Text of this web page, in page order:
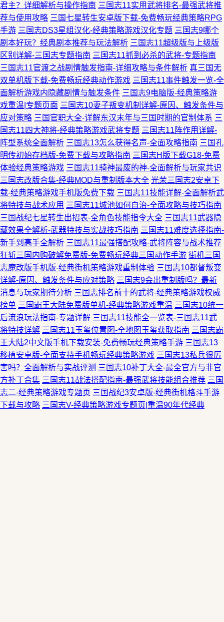
君主？详细解析与操作指南 三国志11实用武将排名-最强武将推
荐与使用攻略 三国七星转生安卓版下载-免费畅玩经典策略RPG
手游 三国志DS3星组汉化-经典策略游戏汉化专题 三国志9哪个
剧本好玩？经典剧本推荐与玩法解析 三国志11超级版与上级版
区别详解-三国志专题指南 三国志11抓到必杀的武将-专题指南
三国志11官渡之战剧情触发指南-详细攻略与条件解析 真三国无
双单机版下载-免费畅玩经典动作游戏 三国志11事件触发一览-全
面解析游戏内隐藏剧情与触发条件 三国志9电脑版-经典策略游
戏重温|专题页面 三国志10妻子叛变机制详解-原因、触发条件与
应对策略 三国官职大全-详解东汉末年与三国时期的官制体系 三
国志11四大神将-经典策略游戏武将专题 三国志11阵作用详解-
阵型系统全面解析 三国志13怎么获得名声-全面攻略指南 三国孔
明传初始存档版-免费下载与攻略指南 三国志H版下载G18-免费
体验经典策略游戏 三国志11骑神最废的神-全面解析与玩家共识
三国志改版合集-经典MOD与重制版本大全 光荣三国志2安卓下
载-经典策略游戏手机版免费下载 三国志11技能详解-全面解析武
将特技与战术应用 三国志11城池如何自治-全面攻略与技巧指南
三国战纪七星转生出招表-全角色技能指令大全 三国志11武器隐
藏效果全解析-武器特技与实战技巧指南 三国志11难度选择指南-
新手到高手全解析 三国志11最强搭配攻略-武将阵容与战术推荐
狂斩三国内购破解免费版-免费畅玩经典三国动作手游 街机三国
志魔改版手机版-经典街机策略游戏重制体验 三国志10都督叛变
详解-原因、触发条件与应对策略 三国志9会出重制版吗？最新
消息与玩家期待分析 三国志排名前十的武将-经典策略游戏权威
榜单 三国霸王大陆免费版单机-经典策略游戏重温 三国志10统一
后流浪玩法指南-专题详解 三国志11技能全一览表-三国志11武
将特技详解 三国志11玉玺位置图-全地图玉玺获取指南 三国志霸
王大陆2中文版手机下载安装-免费畅玩经典策略手游 三国志13
移植安卓版-全面支持手机畅玩经典策略游戏 三国志13私兵很厉
害吗？全面解析与实战评测 三国志10补丁大全-最全官方与非官
方补丁合集 三国志11战法搭配指南-最强武将技能组合推荐 三国
志二-经典策略游戏专题页 三国战纪3安卓版-经典街机格斗手游
下载与攻略 三国志V-经典策略游戏专题页|重温90年代经典